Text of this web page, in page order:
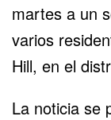
martes a un
varios
Hill, en el
La noticia se